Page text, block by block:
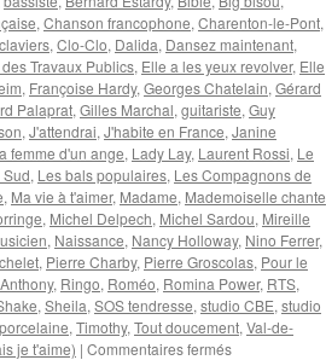
, Chanson francophone, Charenton-le-Pont,
claviers, Clo-Clo, Dalida, Dansez maintenant,
Travaux Publics, Elle a les yeux revolver, Elle
, Françoise Hardy, Georges Chatelain, Gérard
Palaprat, Gilles Marchal, guitariste, Guy
, J'attendrai, J'habite en France, Janine
femme d'un ange, Lady Lay, Laurent Rossi, Le
Sud, Les bals populaires, Les Compagnons de
, Ma vie à t'aimer, Madame, Mademoiselle chante
, Michel Delpech, Michel Sardou, Mireille
, Naissance, Nancy Holloway, Nino Ferrer,
, Pierre Charby, Pierre Groscolas, Pour le
, Ringo, Roméo, Romina Power, RTS,
, Sheila, SOS tendresse, studio CBE, studio
, Timothy, Tout doucement, Val-de-
je t'aime) | Commentaires ferméssur